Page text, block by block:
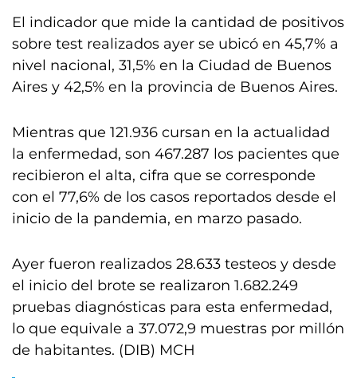
El indicador que mide la cantidad de positivos
sobre test realizados ayer se ubicó en 45,7% a
nivel nacional, 31,5% en la Ciudad de Buenos
Aires y 42,5% en la provincia de Buenos Aires.
Mientras que 121.936 cursan en la actualidad
la enfermedad, son 467.287 los pacientes que
recibieron el alta, cifra que se corresponde
con el 77,6% de los casos reportados desde el
inicio de la pandemia, en marzo pasado.
Ayer fueron realizados 28.633 testeos y desde
el inicio del brote se realizaron 1.682.249
pruebas diagnósticas para esta enfermedad,
lo que equivale a 37.072,9 muestras por millón
de habitantes. (DIB) MCH